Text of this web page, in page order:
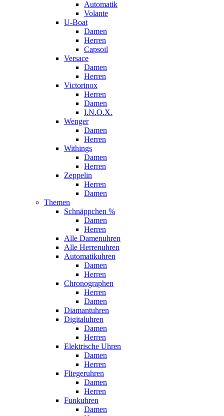
Automatik
Volante
U-Boat
Damen
Herren
Capsoil
Versace
Damen
Herren
Victorinox
Herren
Damen
I.N.O.X.
Wenger
Damen
Herren
Withings
Damen
Herren
Zeppelin
Herren
Damen
Themen
Schnäppchen %
Damen
Herren
Alle Damenuhren
Alle Herrenuhren
Automatikuhren
Damen
Herren
Chronographen
Herren
Damen
Diamantuhren
Digitaluhren
Damen
Herren
Elektrische Uhren
Damen
Herren
Fliegeruhren
Damen
Herren
Funkuhren
Damen